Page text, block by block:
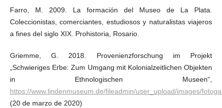
Farro, M. 2009. La formación del Museo de La Plata.
Coleccionistas, comerciantes, estudiosos y naturalistas viajeros
a fines del siglo XIX. Prohistoria, Rosario.
Griemme, G. 2018. Provenienzforschung im Projekt
„Schwieriges Erbe: Zum Umgang mit Kolonialzeitlichen Objekten
in Ethnologischen Museen“,
https://www.lindenmuseum.de/fileadmin/user_upload/images/
(20 de marzo de 2020)